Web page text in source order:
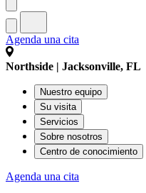
Agenda una cita
Northside | Jacksonville, FL
Nuestro equipo
Su visita
Servicios
Sobre nosotros
Centro de conocimiento
Agenda una cita